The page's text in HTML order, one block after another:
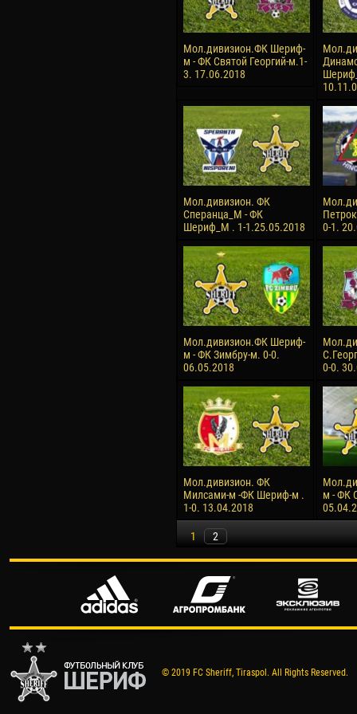
Мол.дивизион.ФК Шериф-
м - ФК Святой Георгий-м.1-
3. 17.06.2018
Мол.дивизион. ФК
Сперанца_М - ФК
Шериф_М . 1-1.25.05.2018
0-1.
Мол.дивизион.ФК Шериф-
м - ФК Зимбру-м. 0-0.
06.05.2018
0-0.
Мол.дивизион. ФК
Милсами-м -ФК Шериф-м .
1-0. 13.04.2018
м - ФК
1 2
© 2019 FC Sheriff, Tiraspol. All Rights Reserved.